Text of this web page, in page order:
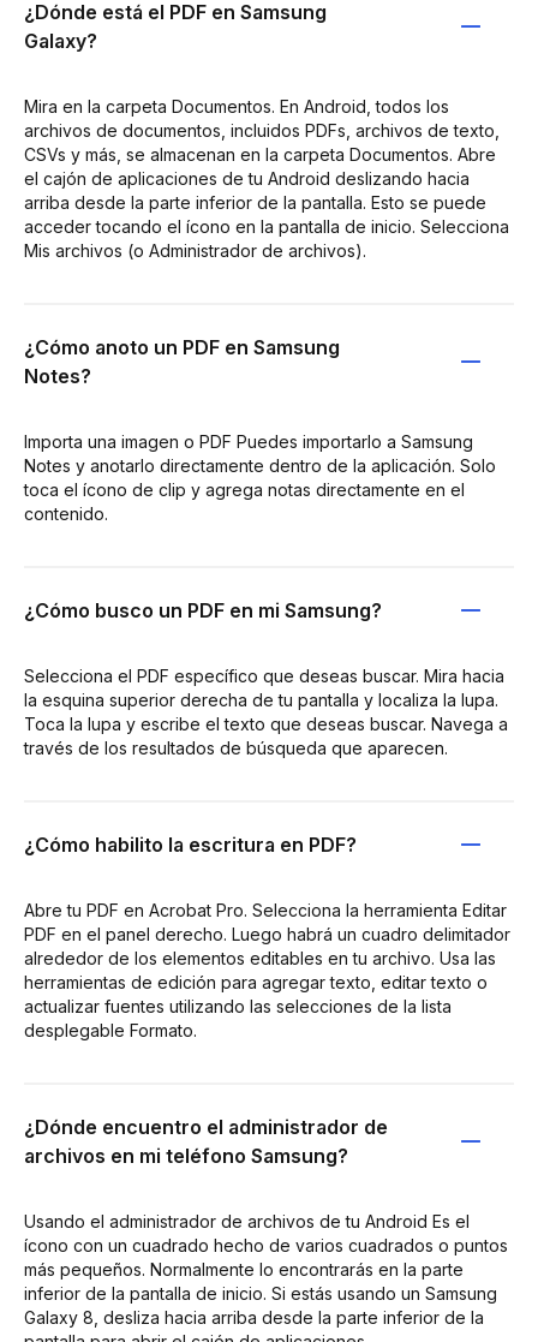
¿Dónde está el PDF en Samsung
Galaxy?
Mira en la carpeta Documentos. En Android, todos los
archivos de documentos, incluidos PDFs, archivos de texto,
CSVs y más, se almacenan en la carpeta Documentos. Abre
el cajón de aplicaciones de tu Android deslizando hacia
arriba desde la parte inferior de la pantalla. Esto se puede
acceder tocando el ícono en la pantalla de inicio. Selecciona
Mis archivos (o Administrador de archivos).
¿Cómo anoto un PDF en Samsung
Notes?
Importa una imagen o PDF Puedes importarlo a Samsung
Notes y anotarlo directamente dentro de la aplicación. Solo
toca el ícono de clip y agrega notas directamente en el
contenido.
¿Cómo busco un PDF en mi Samsung?
Selecciona el PDF específico que deseas buscar. Mira hacia
la esquina superior derecha de tu pantalla y localiza la lupa.
Toca la lupa y escribe el texto que deseas buscar. Navega a
través de los resultados de búsqueda que aparecen.
¿Cómo habilito la escritura en PDF?
Abre tu PDF en Acrobat Pro. Selecciona la herramienta Editar
PDF en el panel derecho. Luego habrá un cuadro delimitador
alrededor de los elementos editables en tu archivo. Usa las
herramientas de edición para agregar texto, editar texto o
actualizar fuentes utilizando las selecciones de la lista
desplegable Formato.
¿Dónde encuentro el administrador de
archivos en mi teléfono Samsung?
Usando el administrador de archivos de tu Android Es el
ícono con un cuadrado hecho de varios cuadrados o puntos
más pequeños. Normalmente lo encontrarás en la parte
inferior de la pantalla de inicio. Si estás usando un Samsung
Galaxy 8, desliza hacia arriba desde la parte inferior de la